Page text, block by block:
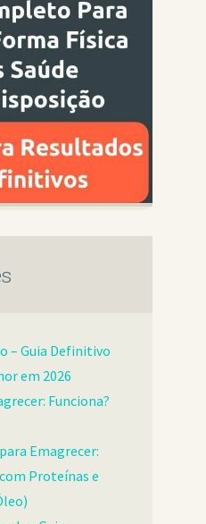
– Guia Definitivo
em 2026
Funciona?
Emagrecer:
Proteínas e